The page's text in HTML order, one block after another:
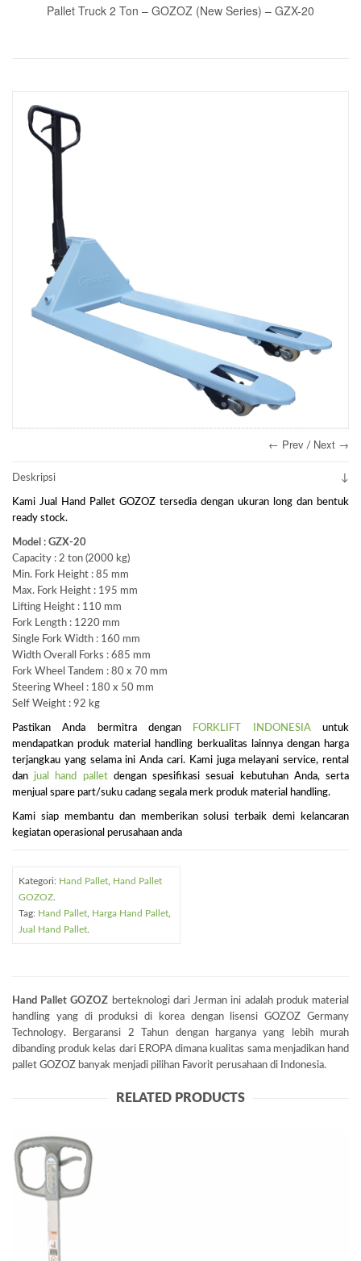
Pallet Truck 2 Ton – GOZOZ (New Series) – GZX-20
← Prev / Next →
Deskripsi
Kami Jual Hand Pallet GOZOZ tersedia dengan ukuran long dan bentuk
ready stock.
Model : GZX-20
Capacity : 2 ton (2000 kg)
Min. Fork Height : 85 mm
Max. Fork Height : 195 mm
Lifting Height : 110 mm
Fork Length : 1220 mm
Single Fork Width : 160 mm
Width Overall Forks : 685 mm
Fork Wheel Tandem : 80 x 70 mm
Steering Wheel : 180 x 50 mm
Self Weight : 92 kg
Pastikan Anda bermitra dengan FORKLIFT INDONESIAuntuk
mendapatkan produk material handling berkualitas lainnya dengan harga
terjangkau yang selama ini Anda cari. Kami juga melayani service, rental
dan jual hand palletdengan spesifikasi sesuai kebutuhan Anda, serta
menjual spare part/suku cadang segala merk produk material handling.
Kami siap membantu dan memberikan solusi terbaik demi kelancaran
kegiatan operasional perusahaan anda
Kategori: Hand Pallet Hand Pallet
GOZOZ
Tag: Hand Pallet Harga Hand Pallet
Jual Hand Pallet
Hand Pallet GOZOZ berteknologi dari Jerman ini adalah produk material
handling yang di produksi di korea dengan lisensi GOZOZ Germany
Technology. Bergaransi 2 Tahun dengan harganya yang lebih murah
dibanding produk kelas dari EROPA dimana kualitas sama menjadikan hand
pallet GOZOZ banyak menjadi pilihan Favorit perusahaan di Indonesia.
RELATED PRODUCTS